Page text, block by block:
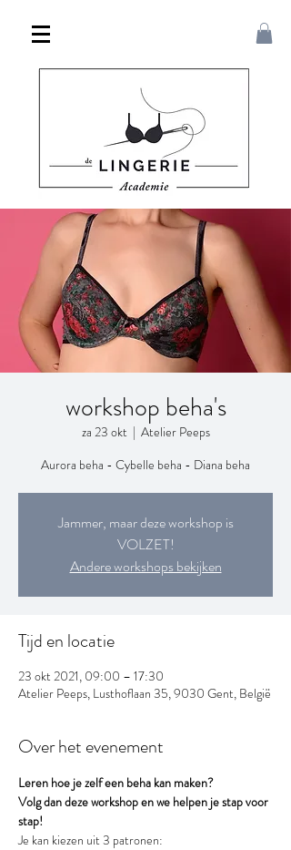
workshop beha's
za 23 okt
  |
Atelier Peeps
Aurora beha - Cybelle beha - Diana beha
Jammer, maar deze workshop is
VOLZET!
Andere workshops bekijken
Tijd en locatie
23 okt 2021, 09:00 – 17:30
Atelier Peeps, Lusthoflaan 35, 9030 Gent, België
Over het evenement
Leren hoe je zelf een beha kan maken?
Volg dan deze workshop en we helpen je stap voor
stap!
Je kan kiezen uit 3 patronen: